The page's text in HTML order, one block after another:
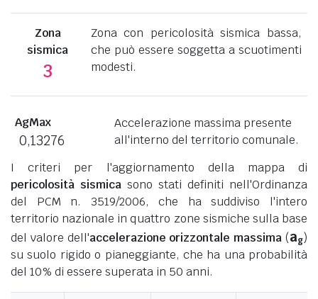
Zona
sismica
3
Zona con pericolosità sismica bassa,
che può essere soggetta a scuotimenti
modesti.
AgMax
0,13276
Accelerazione massima presente
all'interno del territorio comunale.
I criteri per l'aggiornamento della mappa di
pericolosità sismica sono stati definiti nell'Ordinanza
del PCM n. 3519/2006, che ha suddiviso l'intero
territorio nazionale in quattro zone sismiche sulla base
del valore dell'accelerazione orizzontale massima (ag)
su suolo rigido o pianeggiante, che ha una probabilità
del 10% di essere superata in 50 anni.